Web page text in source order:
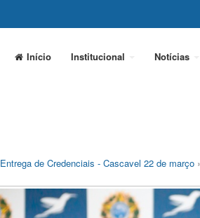
Início Institucional Notícias
Entrega de Credenciais - Cascavel 22 de março